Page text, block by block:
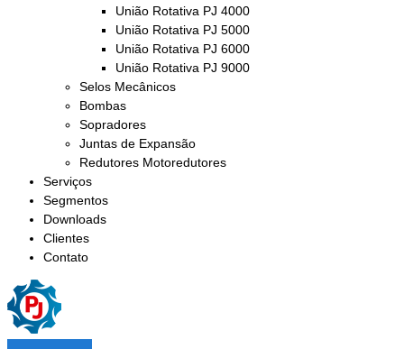
União Rotativa PJ 4000
União Rotativa PJ 5000
União Rotativa PJ 6000
União Rotativa PJ 9000
Selos Mecânicos
Bombas
Sopradores
Juntas de Expansão
Redutores Motoredutores
Serviços
Segmentos
Downloads
Clientes
Contato